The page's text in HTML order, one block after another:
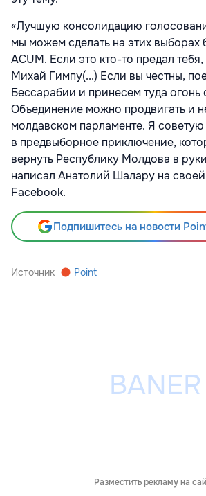
«Лучшую консолидацию
мы можем сделать на этих выборах
ACUM. Если это кто-то предал
Михай Гимпу(...) Если вы честны,
Бессарабии и принесем туда огонь
Объединение можно продвигать и
молдавском парламенте. Я советую
в предвыборное приключение,
вернуть Республику Молдова в
написал Анатолий Шалару на
Facebook.
Подпишитесь на новости
Источник Point
Разместить рекламу на